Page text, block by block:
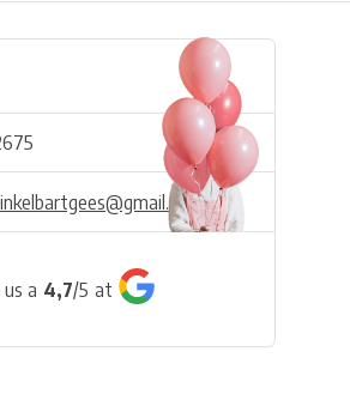
a 4,7/5 at